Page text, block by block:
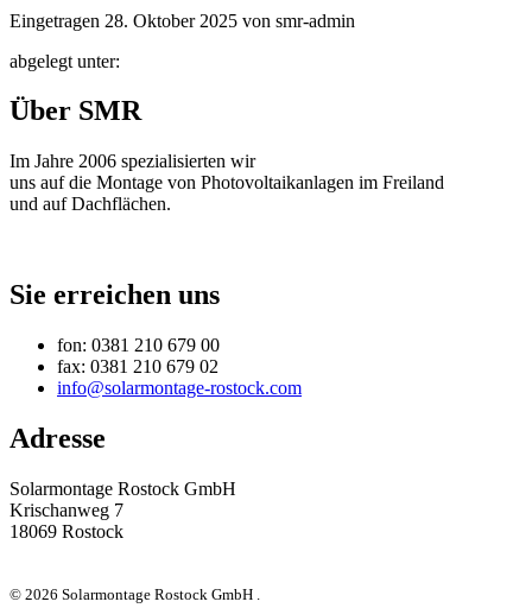
Eingetragen 28. Oktober 2025 von smr-admin
abgelegt unter:
Über SMR
Im Jahre 2006 spezialisierten wir
uns auf die Montage von Photovoltaikanlagen im Freiland
und auf Dachflächen.
Sie erreichen uns
fon: 0381 210 679 00
fax: 0381 210 679 02
info@solarmontage-rostock.com
Adresse
Solarmontage Rostock GmbH
Krischanweg 7
18069 Rostock
© 2026 Solarmontage Rostock GmbH .